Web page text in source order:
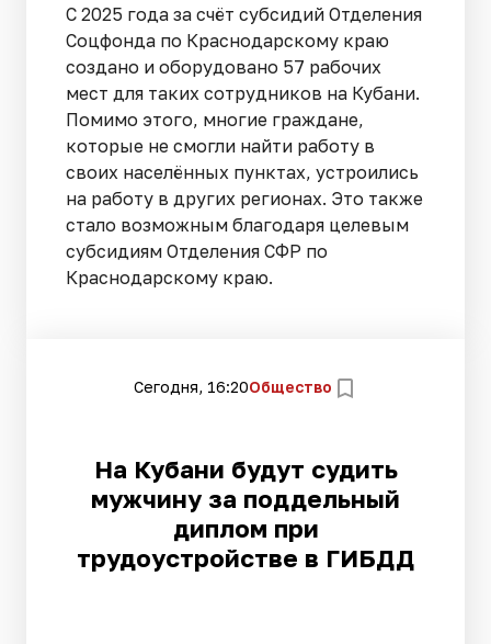
С 2025 года за счёт субсидий Отделения
Соцфонда по Краснодарскому краю
создано и оборудовано 57 рабочих
мест для таких сотрудников на Кубани.
Помимо этого, многие граждане,
которые не смогли найти работу в
своих населённых пунктах, устроились
на работу в других регионах. Это также
стало возможным благодаря целевым
субсидиям Отделения СФР по
Краснодарскому краю.
Сегодня, 16:20Общество
На Кубани будут судить
мужчину за поддельный
диплом при
трудоустройстве в ГИБДД